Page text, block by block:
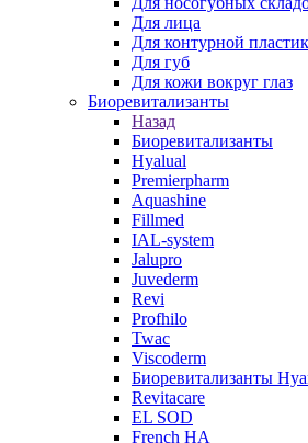
Для лица
Для контурной
Для губ
Для кожи вокруг глаз
Биоревитализанты
Назад
Биоревитализанты
Hyalual
Premierpharm
Aquashine
Fillmed
IAL-system
Jalupro
Juvederm
Revi
Profhilo
Twac
Viscoderm
Биоревитализанты
Revitacare
EL SOD
French HA